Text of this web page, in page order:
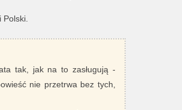
Polski.
tak, jak na to zasługują -
nie przetrwa bez tych,